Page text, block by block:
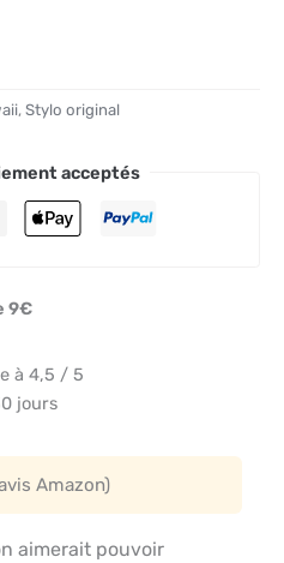
, Stylo original
acceptés
9€
à 4,5 / 5
jours
Amazon)
aimerait pouvoir